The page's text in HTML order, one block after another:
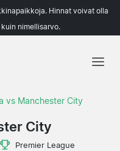
Hinnat voivat olla
nimellisarvo.
vs Manchester City
City
Premier League